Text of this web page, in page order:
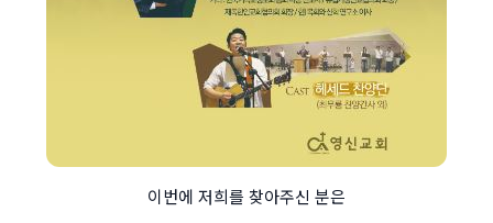
이번에 저희를 찾아주신 분은